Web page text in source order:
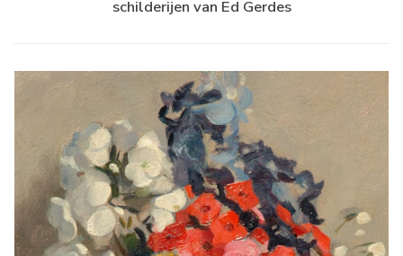
schilderijen van Ed Gerdes